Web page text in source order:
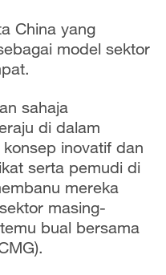
China yang
model sektor
sahaja
di dalam
inovatif dan
serta pemudi di
mereka
masing-
bual bersama